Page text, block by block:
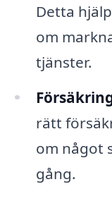
Detta
om
tjänster.
rätt
om något
gång.